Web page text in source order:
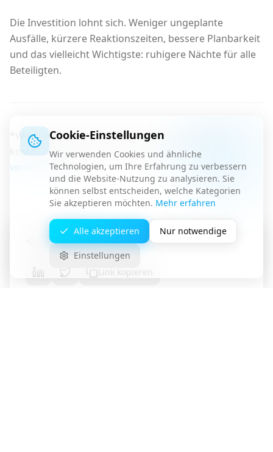
Die Investition lohnt sich. Weniger ungeplante
Ausfälle, kürzere Reaktionszeiten, bessere Planbarkeit
und das vielleicht Wichtigste: ruhigere Nächte für alle
Beteiligten.
*Wie transparent ist Ihre IT? Wir machen eine
kostenlose Monitoring-Analyse.Jetzt Termin
vereinbaren*
Artikel teilen
Link kopieren
Cookie-Einstellungen
Wir verwenden Cookies und ähnliche
Technologien, um Ihre Erfahrung zu verbessern
und die Website-Nutzung zu analysieren. Sie
können selbst entscheiden, welche Kategorien
Sie akzeptieren möchten. Mehr erfahren
Alle akzeptieren Nur notwendige
Einstellungen